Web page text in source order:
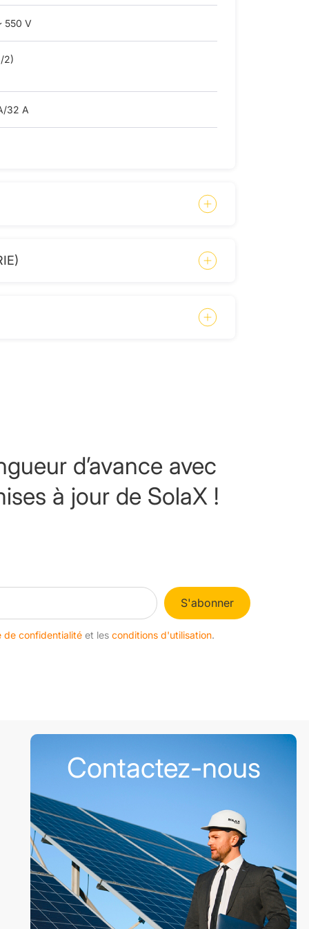
550 V
2)
32 A
d’avance avec
à jour de SolaX !
S'abonner
de confidentialité et lesconditions d'utilisation.
Contactez-nous